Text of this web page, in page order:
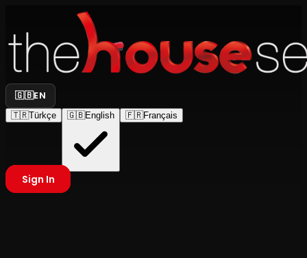
🇬🇧EN
🇹🇷Türkçe 🇬🇧English 🇫🇷Français
Sign In